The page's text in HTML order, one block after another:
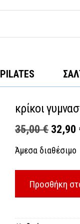
PILATES
κρίκοι
35,00€
price
35,00
32,90
Άμεσα διαθέσιμο
Προσθήκη